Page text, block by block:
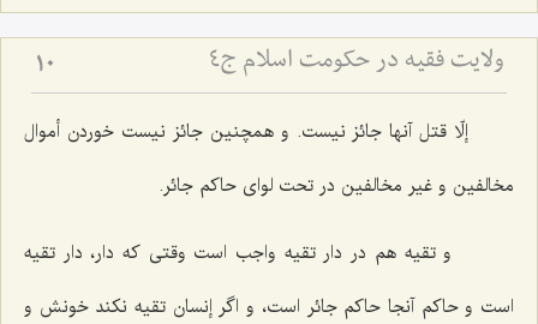
ولایت فقیه در حکومت اسلام ج4 10
إلّا قتل آنها جائز نیست. و همچنین جائز نیست خوردن أموال
مخالفین و غیر مخالفین در تحت لواى حاكم جائر.
و تقیه هم در دار تقیه واجب است وقتى كه دار، دار تقیه
است و حاكم آنجا حاكم جائر است، و اگر إنسان تقیه نكند خونش و